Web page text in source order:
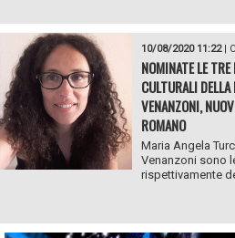
10/08/2020 11:22|
NOMINATE LE
CULTURALI
VENANZONI,
ROMANO
Maria Angela
Venanzoni sono
rispettivamente